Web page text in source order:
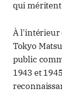
qui
À l'intérieur
Tokyo
public
1943 et